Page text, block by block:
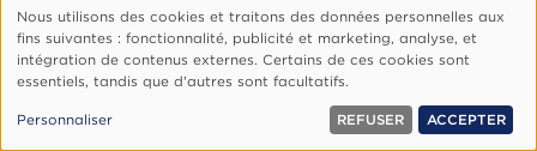
Footer
Qui Sommes-Nous ?
Politique De Confidentialité
Gérer Les Cookies
© 1999, 2026 Vision.org. Tous droits réservés.
Utilisation
des
données
personnelles
Nous utilisons des cookies et traitons des données personnelles aux
fins suivantes : fonctionnalité, publicité et marketing, analyse, et
intégration de contenus externes. Certains de ces cookies sont
essentiels, tandis que d'autres sont facultatifs.
Personnaliser REFUSER ACCEPTER